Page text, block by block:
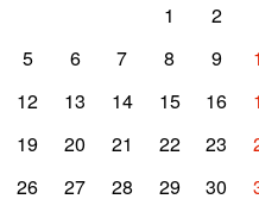
1 2
5
6 7 8 9
12
13 14 15 16
19
20 21 22 23
26
27 28 29 30